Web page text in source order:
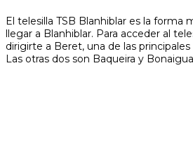
El telesilla TSB Blanhiblar es la forma
llegar a Blanhiblar. Para acceder al
dirigirte a Beret, una de las
Las otras dos son Baqueira y